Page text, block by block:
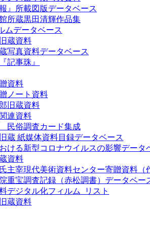
』所載図版データベース
所蔵黒田清輝作品集
ムデータベース
蔵資料
写真資料データベース
記事珠』
資料
ノート資料
旧蔵資料
連資料
民俗調査カード集成
蔵 紙媒体資料目録データベース
ける新型コロナウイルスの影響データ
資料
主宰現代美術資料センター寄贈資料（
重宝調査記録（赤松調書）データベー
デジタル化フィルム_リスト
蔵資料